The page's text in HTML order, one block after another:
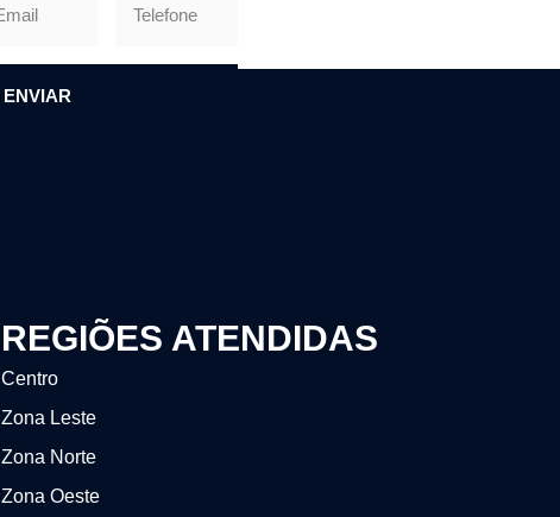
ENVIAR
REGIÕES ATENDIDAS
Centro
Zona Leste
Zona Norte
Zona Oeste